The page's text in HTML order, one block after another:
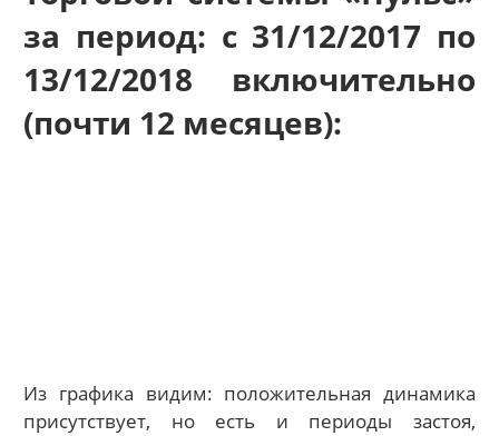
за период: с 31/12/2017 по
13/12/2018 включительно
(почти 12 месяцев):
Из графика видим: положительная динамика
присутствует, но есть и периоды застоя,